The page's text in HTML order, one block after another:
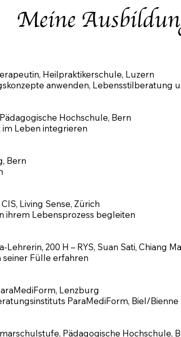
Heilpraktikerschule, Luzern
anwenden, Lebensstilberatung
Hochschule, Bern
Leben integrieren
Bern
Living Sense, Zürich
ihrem Lebensprozess begleiten
200 H – RYS, Suan Sati, Chiang
seiner Fülle erfahren
Lenzburg
ParaMediForm, Biel/Bienne
Pädagogische Hochschule,
Meine